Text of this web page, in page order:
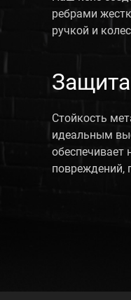
ребрами
ручкой и
Стойкость
идеальным
повреждений,